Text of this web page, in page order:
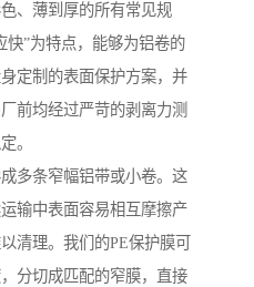
、薄到厚的所有常见规
快”为特点，能够为铝卷的
定制的表面保护方案，并
前均经过严苛的剥离力测
。
多条窄幅铝带或小卷。这
输中表面容易相互摩擦产
清理。我们的PE保护膜可
分切成匹配的窄膜，直接